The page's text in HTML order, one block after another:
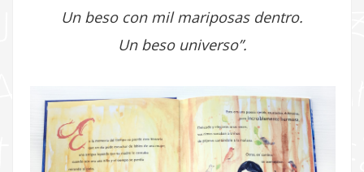
Un beso con mil mariposas dentro.
Un beso universo”.